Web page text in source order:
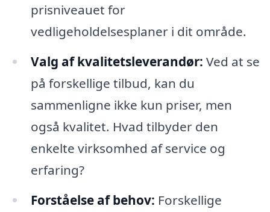
prisniveauet for
vedligeholdelsesplaner i dit område.
Valg af kvalitetsleverandør: Ved at se
på forskellige tilbud, kan du
sammenligne ikke kun priser, men
også kvalitet. Hvad tilbyder den
enkelte virksomhed af service og
erfaring?
Forståelse af behov: Forskellige